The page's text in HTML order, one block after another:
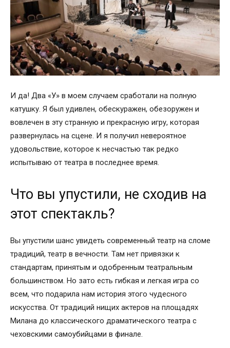
И да! Два «У» в моем случаем сработали на полную
катушку. Я был удивлен, обескуражен, обезоружен и
вовлечен в эту странную и прекрасную игру, которая
развернулась на сцене. И я получил невероятное
удовольствие, которое к несчастью так редко
испытываю от театра в последнее время.
Что вы упустили, не сходив на
этот спектакль?
Вы упустили шанс увидеть современный театр на сломе
традиций, театр в вечности. Там нет привязки к
стандартам, принятым и одобренным театральным
большинством. Но зато есть гибкая и легкая игра со
всем, что подарила нам история этого чудесного
искусства. От традиций нищих актеров на площадях
Милана до классического драматического театра с
чеховскими самоубийцами в финале.